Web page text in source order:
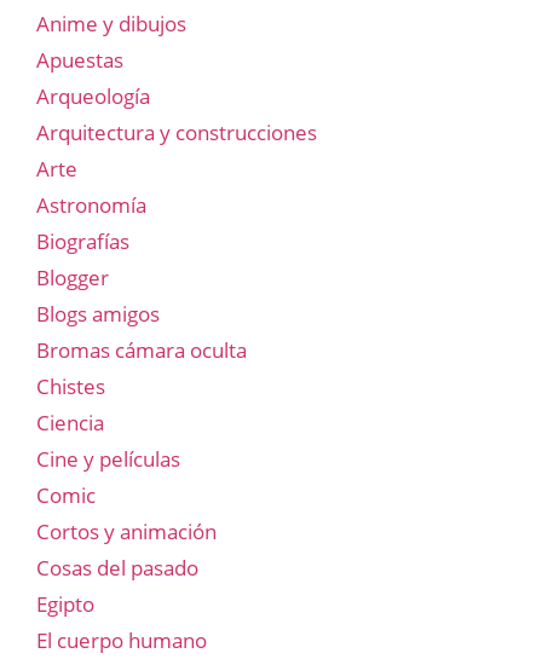
Anime y dibujos
Apuestas
Arqueología
Arquitectura y construcciones
Arte
Astronomía
Biografías
Blogger
Blogs amigos
Bromas cámara oculta
Chistes
Ciencia
Cine y películas
Comic
Cortos y animación
Cosas del pasado
Egipto
El cuerpo humano